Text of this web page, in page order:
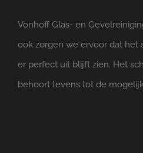
Vonhoff Glas- en
ook zorgen we ervoor dat het
er perfect uit blijft zien. Het
behoort tevens tot de